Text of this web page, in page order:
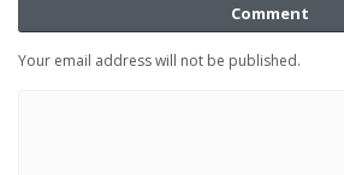
Comment
Your email address will not be published.